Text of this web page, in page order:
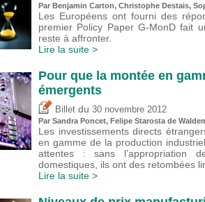
Par Benjamin Carton, Christophe Destais,
Les Européens ont fourni des
premier Policy Paper G-MonD fait
reste à affronter.
Lire la suite >
Pour que la montée en
émergents
Billet du 30 novembre 2012
Par Sandra Poncet, Felipe Starosta de
Les investissements directs
en gamme de la production
attentes : sans l’appropriation
domestiques, ils ont des retombées
Lire la suite >